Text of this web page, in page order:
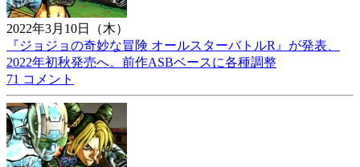
2022年3月10日（木）
『ジョジョの奇妙な冒険 オールスターバトルR』が発表、
2022年初秋発売へ。前作ASBベースに各種調整
71 コメント